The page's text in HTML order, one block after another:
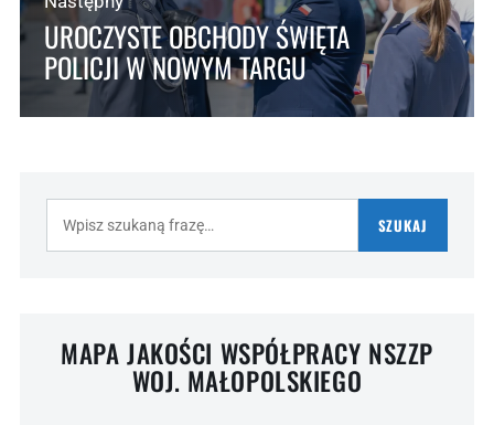
UROCZYSTE OBCHODY ŚWIĘTA
POLICJI W NOWYM TARGU
SZUKAJ
MAPA JAKOŚCI WSPÓŁPRACY NSZZP
WOJ. MAŁOPOLSKIEGO